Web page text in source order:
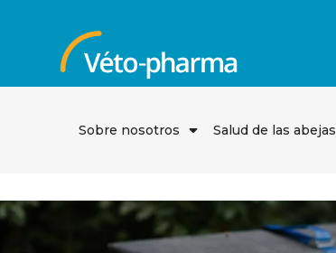
contenido
Sobre nosotros
Abrir
Salud de las abejas